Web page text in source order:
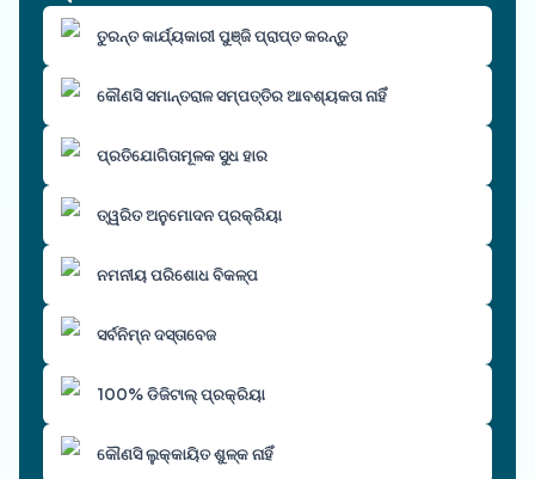
ତୁରନ୍ତ କାର୍ଯ୍ୟକାରୀ ପୁଞ୍ଜି ପ୍ରାପ୍ତ କରନ୍ତୁ
କୌଣସି ସମାନ୍ତରାଳ ସମ୍ପତ୍ତିର ଆବଶ୍ୟକତା ନାହିଁ
ପ୍ରତିଯୋଗିତାମୂଳକ ସୁଧ ହାର
ତ୍ୱରିତ ଅନୁମୋଦନ ପ୍ରକ୍ରିୟା
ନମନୀୟ ପରିଶୋଧ ବିକଳ୍ପ
ସର୍ବନିମ୍ନ ଦସ୍ତାବେଜ
100% ଡିଜିଟାଲ୍ ପ୍ରକ୍ରିୟା
କୌଣସି ଲୁକ୍କାୟିତ ଶୁଳ୍କ ନାହିଁ